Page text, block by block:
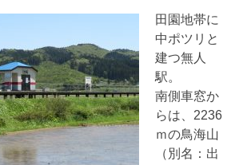
田園地帯に
中ポツリと
建つ無人
駅。
南側車窓か
らは、2236
ｍの鳥海山
（別名：出